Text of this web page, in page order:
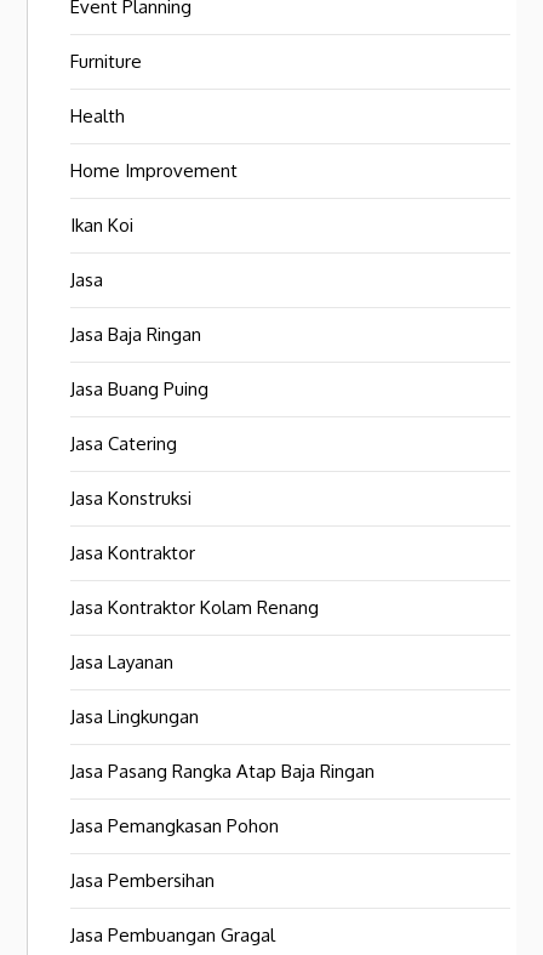
Event Planning
Furniture
Health
Home Improvement
Ikan Koi
Jasa
Jasa Baja Ringan
Jasa Buang Puing
Jasa Catering
Jasa Konstruksi
Jasa Kontraktor
Jasa Kontraktor Kolam Renang
Jasa Layanan
Jasa Lingkungan
Jasa Pasang Rangka Atap Baja Ringan
Jasa Pemangkasan Pohon
Jasa Pembersihan
Jasa Pembuangan Gragal